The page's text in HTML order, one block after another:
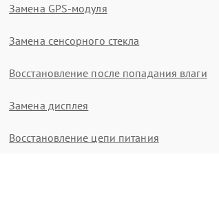
Замена GPS-модуля
Замена сенсорного стекла
Восстановление после попадания влаги
Замена дисплея
Восстановление цепи питания